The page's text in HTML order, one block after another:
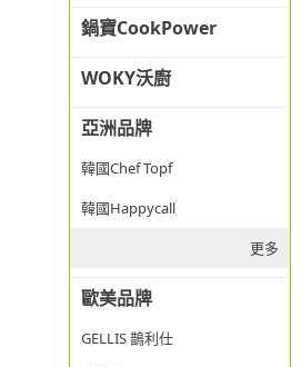
鍋寶CookPower
WOKY沃廚
亞洲品牌
韓國Chef Topf
韓國Happycall
更多
歐美品牌
GELLIS 鵲利仕